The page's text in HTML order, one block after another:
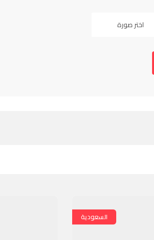
اختر صورة
السعودية